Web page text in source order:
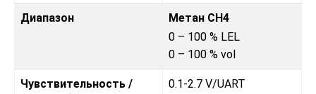
Диапазон
Метан CH4
0 – 100 % LEL
0 – 100 % vol
Чувствительность /
0.1-2.7 V/UART